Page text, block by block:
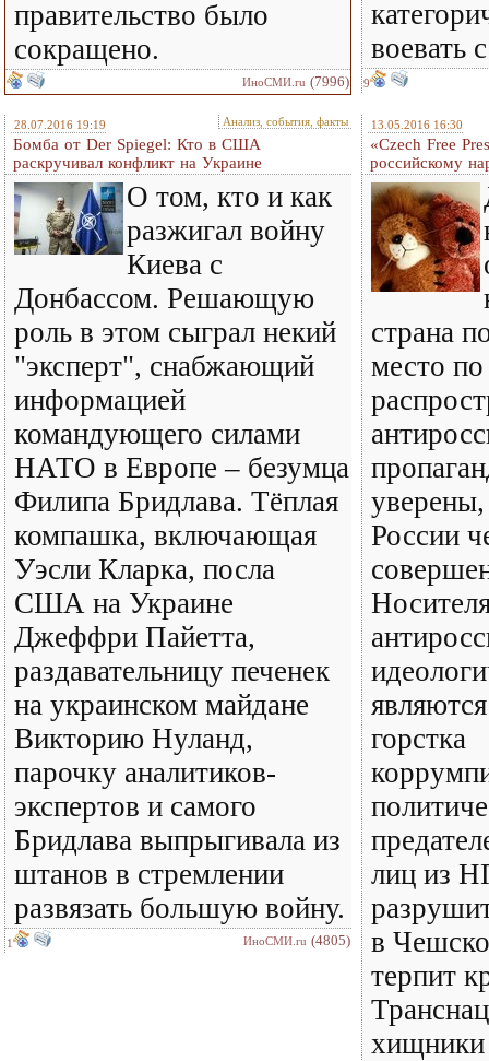
правительство было
сокращено.
ИноСМИ.ru (7996)
воевать
9
28.07.2016 19:19 Анализ, события, факты
Бомба от Der Spiegel: Кто в США
раскручивал конфликт на Украине
О том, кто и как
разжигал войну
Киева с
Донбассом. Решающую
роль в этом сыграл некий
"эксперт", снабжающий
информацией
командующего силами
НАТО в Европе – безумца
Филипа Бридлава. Тёплая
компашка, включающая
Уэсли Кларка, посла
США на Украине
Джеффри Пайетта,
раздавательницу печенек
на украинском майдане
Викторию Нуланд,
парочку аналитиков-
экспертов и самого
Бридлава выпрыгивала из
штанов в стремлении
развязать большую войну.
1 ИноСМИ.ru (4805)
13.05.2016 16:30
«Czech Free
российскому
страна
место по
России
горстка
лиц из
в
терпит
хищники